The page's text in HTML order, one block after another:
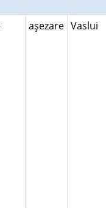
aşezare Vaslui